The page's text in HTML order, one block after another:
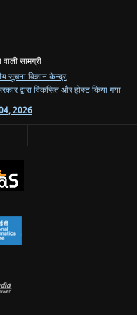
वाली सामग्री
सूचना विज्ञान केन्द्र,
द्वारा विकसित और होस्ट किया गया
2026